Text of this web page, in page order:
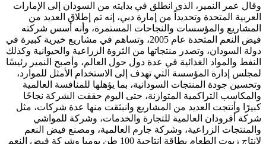
وقال عمر النمير، الذي انطلق في بدايته من السودان إلى الإمارات
العربية المتحدة وتحديداً من إمارة دبي، إنه تم إطلاق العديد من
المشاريع والمؤسسات والنجاحات المستمرة، وأنه أسس شركته
فيض النعم المتحدة عام 2005، وتساهم في مشاريع خيرية كبيرة في
دولة السودان، وتصدر منتجاتها من الثروة الزراعية والحيوانية وكذلك
النفط والمواد الغذائية في عدة دول حول العالم، وأصبح النمير رئيسًا
لمجلس إدارة المؤسسة التي تهدف إلى الاستخدام الأمثل للموارد،
وتحسين جودة المنتجات السودانية، بما يؤهلها للمنافسة العالمية
والمكاسب التراكمية المتوازنة، حتى اليوم حققت الشركة نجاحًا
كبيرًا وأنتجت العديد من المشاريع وانبثقت منها عدة شركات، مثل
شركة أفرودان العالمية للتجارة والخدمات، وشركة للمواشي
والمنتجات الزراعية، وشركة جارم العالمية، ومصنع فيض النعم
لإنتاج زيوت الطعام بطاقة انتاجية 100 طن يوميا وشركة فيض النعم